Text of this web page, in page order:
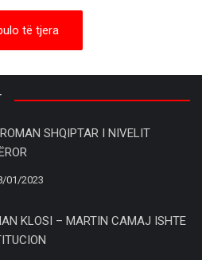
të tjera
SHQIPTAR I NIVELIT
01/2023
KLOSI – MARTIN CAMAJ ISHTE